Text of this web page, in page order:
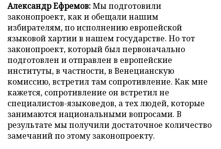
Александр Ефремов:Мы подготовили
законопроект, как и обещали нашим
избирателям, по исполнению европейской
языковой хартии в нашем государстве. Но тот
законопроект, который был первоначально
подготовлен и отправлен в европейские
институты, в частности, в Венецианскую
комиссию, встретил там сопротивление. Как мне
кажется, сопротивление он встретил не
специалистов-языковедов, а тех людей, которые
занимаются национальными вопросами. В
результате мы получили достаточное количество
замечаний по этому законопроекту.